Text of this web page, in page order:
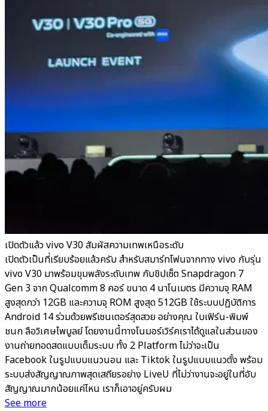
เปิดตัวแล้ว vivo V30 สัมผัสความเทพเหนือระดับ
เปิดตัวเป็นที่เรียบร้อยแล้วครับ สำหรับสมาร์ทโฟนจากทาง vivo กับรุ่น
vivo V30 มาพร้อมขุมพลังระดับเทพ กับชิปเซ็ต Snapdragon 7
Gen 3 จาก Qualcomm 8 คอร์ ขนาด 4 นาโนเมตร มีความจุ RAM
สูงสุดกว่า 12GB และความจุ ROM สูงสุด 512GB ใช้ระบบปฏิบัติการ
Android 14 ร่วมด้วยพรีเซนเตอร์สุดสวย อย่างคุณ ใบเฟิร์น-พิมพ์
ชนก ลือวิเศษไพบูลย์ โดยงานนี้ทางโนมอร์เวิร์คเราได้ดูแลในส่วนของ
งานถ่ายทอดสดแบบเต็มระบบ ทั้ง 2 Platform ไม่ว่าจะเป็น
Facebook ในรูปแบบแนวนอน และ Tiktok ในรูปแบบแนวตั้ง พร้อม
ระบบส่งสัญญาณภาพสุดเสถียรอย่าง LiveU ที่ไม่ว่างานจะอยู่ในที่อับ
สัญญาณมากน้อยแค่ไหน เราก็เอาอยู่ครับผม
See more